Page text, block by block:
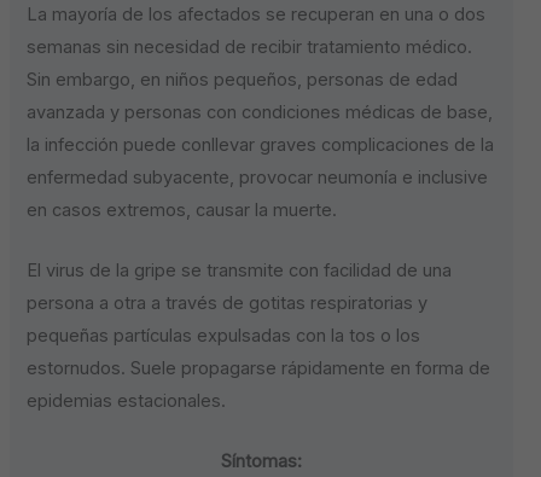
La mayoría de los afectados se recuperan en una o dos
semanas sin necesidad de recibir tratamiento médico.
Sin embargo, en niños pequeños, personas de edad
avanzada y personas con condiciones médicas de base,
la infección puede conllevar graves complicaciones de la
enfermedad subyacente, provocar neumonía e inclusive
en casos extremos, causar la muerte.
El virus de la gripe se transmite con facilidad de una
persona a otra a través de gotitas respiratorias y
pequeñas partículas expulsadas con la tos o los
estornudos. Suele propagarse rápidamente en forma de
epidemias estacionales.
Síntomas: